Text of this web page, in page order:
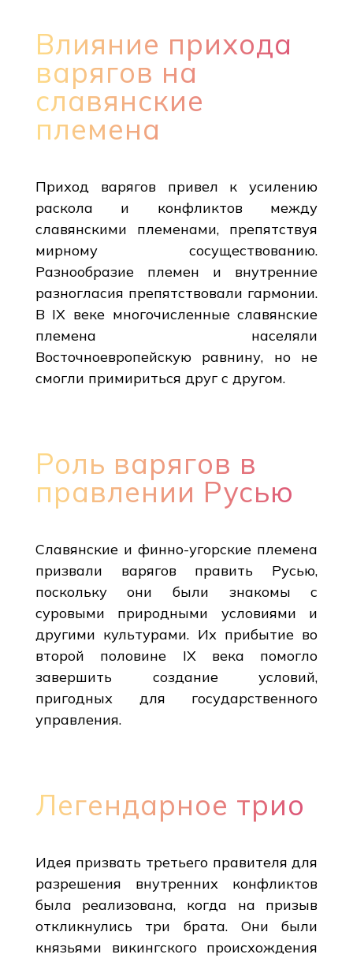
Влияние прихода
варягов на
славянские
племена
Приход варягов привел к усилению
раскола и конфликтов между
славянскими племенами, препятствуя
мирному сосуществованию.
Разнообразие племен и внутренние
разногласия препятствовали гармонии.
В IX веке многочисленные славянские
племена населяли
Восточноевропейскую равнину, но не
смогли примириться друг с другом.
Роль варягов в
правлении Русью
Славянские и финно-угорские племена
призвали варягов править Русью,
поскольку они были знакомы с
суровыми природными условиями и
другими культурами. Их прибытие во
второй половине IX века помогло
завершить создание условий,
пригодных для государственного
управления.
Легендарное трио
Идея призвать третьего правителя для
разрешения внутренних конфликтов
была реализована, когда на призыв
откликнулись три брата. Они были
князьями викингского происхождения